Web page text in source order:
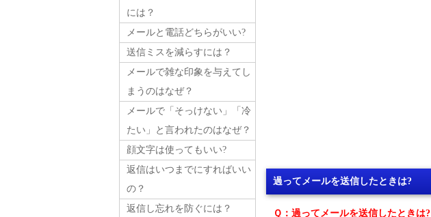
過ってメールを送信したときは?
Ｑ：過ってメールを送信したときは?
には？
メールと電話どちらがいい?
送信ミスを減らすには？
メールで雑な印象を与えてし
まうのはなぜ？
メールで「そっけない」「冷
たい」と言われたのはなぜ？
顔文字は使ってもいい?
返信はいつまでにすればいい
の？
返信し忘れを防ぐには？